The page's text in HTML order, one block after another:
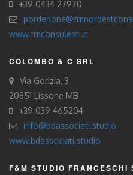
+39 0434 27970
www.fmconsulenti.it
COLOMBO & C SRL
Via Gorizia, 3
20851 Lissone MB
+39 039 465204
info@bdassociati.studio
www.bdassociati.studio
F&M STUDIO FRANCESCHI